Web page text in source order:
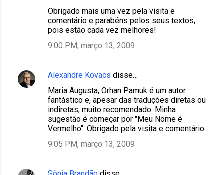
Obrigado mais uma vez pela visita e
comentário e parabéns pelos seus textos,
pois estão cada vez melhores!
9:00 PM, março 13, 2009
Alexandre Kovacs disse…
Maria Augusta, Orhan Pamuk é um autor
fantástico e, apesar das traduções diretas ou
indiretas, muito recomendado. Minha
sugestão é começar por "Meu Nome é
Vermelho". Obrigado pela visita e comentário.
9:05 PM, março 13, 2009